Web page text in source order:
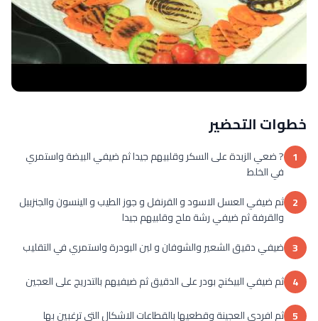
خطوات التحضير
1
2
3 ضيفي‎ ‎دقيق‎ ‎الشعير‎ ‎والشوفان‎ ‎و لبن‎ ‎البودرة‎ ‎واستمري‎ ‎في‎ ‎التقليب
4 ثم‎ ‎ضيفي‎ ‎البيكنج‎ ‎بودر‎ ‎على‎ ‎الدقيق‎ ‎ثم‎ ‎ضيفيهم‎ ‎بالتدريج‎ ‎على‎ ‎العجين‎
5 ثم‎ ‎افردي‎ ‎العجينة‎ ‎وقطعيها‎ ‎بالقطاعات‎ ‎الاشكال‎ ‎التي‎ ‎ترغبين‎ ‎بها